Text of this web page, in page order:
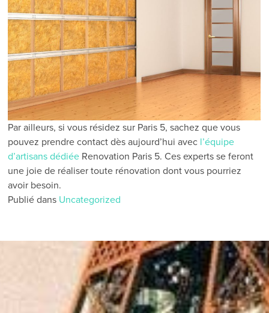
Par ailleurs, si vous résidez sur Paris 5, sachez que vous
pouvez prendre contact dès aujourd’hui avec l’équipe
d’artisans dédiée Renovation Paris 5. Ces experts se feront
une joie de réaliser toute rénovation dont vous pourriez
avoir besoin.
Publié dans Uncategorized